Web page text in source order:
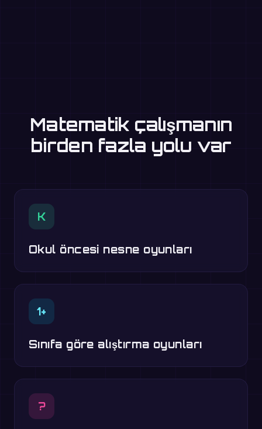
Matematik çalışmanın
birden fazla yolu var
K
Okul öncesi nesne oyunları
1+
Sınıfa göre alıştırma oyunları
?